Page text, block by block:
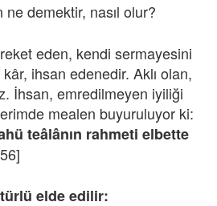
demektir, nasıl olur?
eden, kendi sermayesini
ihsan edenedir. Aklı olan,
İhsan, emredilmeyen iyiliği
mealen buyuruluyor ki:
teâlânın rahmeti elbette
elde edilir: